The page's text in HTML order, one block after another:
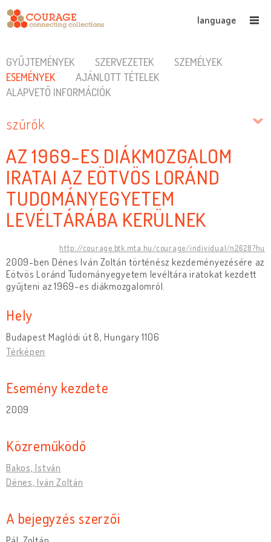
language
GYŰJTEMÉNYEK SZERVEZETEK
SZEMÉLYEK
ESEMÉNYEK
AJÁNLOTT TÉTELEK
ALAPVETŐ INFORMÁCIÓK
szűrők
AZ 1969-ES DIÁKMOZGALOM
IRATAI AZ EÖTVÖS LORÁND
TUDOMÁNYEGYETEM
LEVÉLTÁRÁBA KERÜLNEK
http://courage.btk.mta.hu/courage/individual/n2628?hu
2009-ben Dénes Iván Zoltán történész kezdeményezésére az
Eötvös Loránd Tudományegyetem levéltára iratokat kezdett
gyűjteni az 1969-es diákmozgalomról.
Hely
Budapest Maglódi út 8, Hungary 1106
Térképen
Esemény kezdete
2009
Közreműködő
Bakos, István
Dénes, Iván Zoltán
A bejegyzés szerzői